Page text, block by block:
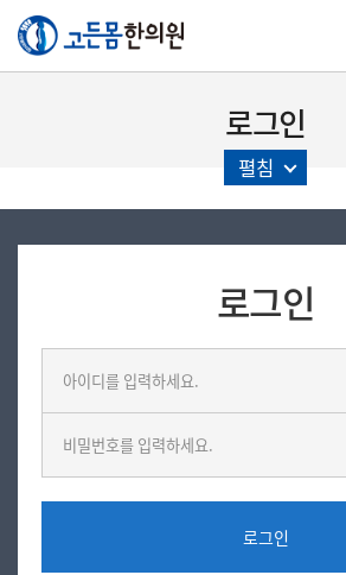
로그인
펼침
로그인
로그인